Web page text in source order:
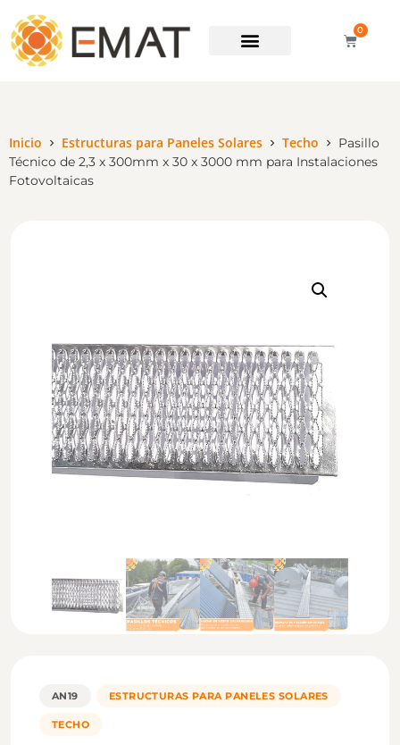
0
Inicio Estructuras para Paneles Solares Techo
Pasillo
Técnico de 2,3 x 300mm x 30 x 3000 mm para Instalaciones
Fotovoltaicas
AN19 ESTRUCTURAS PARA PANELES SOLARES
TECHO